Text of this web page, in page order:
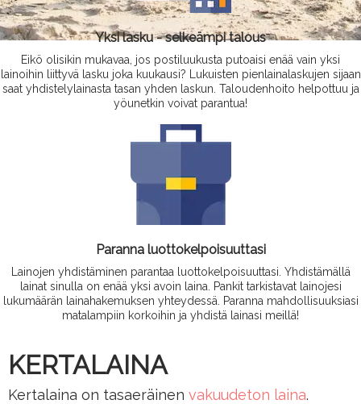
Yksi lasku - selkeämpi talous
Eikö olisikin mukavaa, jos postiluukusta putoaisi enää vain yksi
lainoihin liittyvä lasku joka kuukausi? Lukuisten pienlainalaskujen sijaan
saat yhdistelylainasta tasan yhden laskun. Taloudenhoito helpottuu ja
yöunetkin voivat parantua!
Paranna luottokelpoisuuttasi
Lainojen yhdistäminen parantaa luottokelpoisuuttasi. Yhdistämällä
lainat sinulla on enää yksi avoin laina. Pankit tarkistavat lainojesi
lukumäärän lainahakemuksen yhteydessä. Paranna mahdollisuuksiasi
matalampiin korkoihin ja yhdistä lainasi meillä!
KERTALAINA
Kertalaina on tasaeräinen vakuudeton laina.